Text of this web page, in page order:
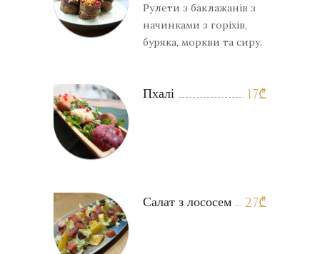
Рулети з баклажанів з
начинками з горіхів,
буряка, моркви та сиру.
17₾
Пхалі
27₾
Салат з лососем